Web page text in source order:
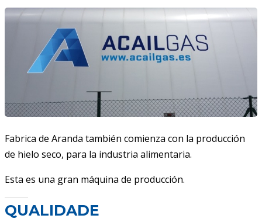
Fabrica de Aranda también comienza con la producción
de hielo seco, para la industria alimentaria.
Esta es una gran máquina de producción.
QUALIDADE